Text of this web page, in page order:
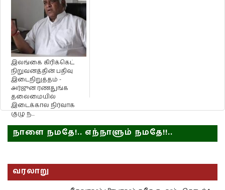
இலங்கை கிரிக்கெட்
நிறுவனத்தின் பதிவு
இடைநிறுத்தம் -
அர்ஜுன ரணதுங்க
தலைமையில்
இடைக்கால நிர்வாக
குழு ந...
நாளை நமதே!.. எந்நாளும் நமதே!!..
வரலாறு